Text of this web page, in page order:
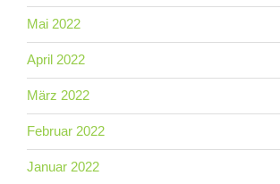
Mai 2022
April 2022
März 2022
Februar 2022
Januar 2022